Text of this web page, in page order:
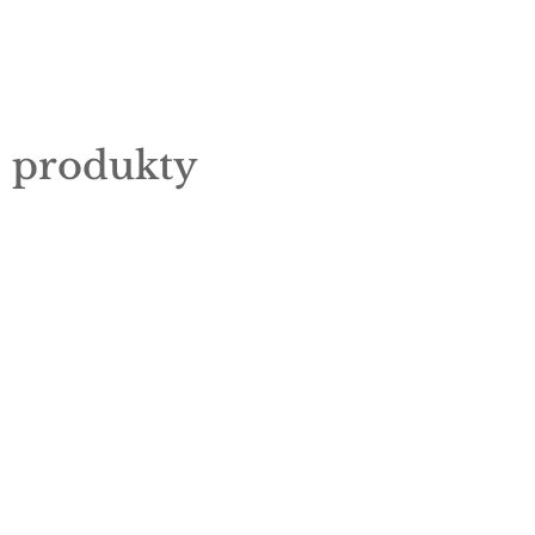
produkty